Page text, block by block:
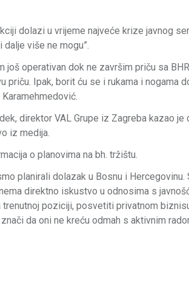
dolazi u vrijeme najveće krize javnog
više ne mogu”.
još operativan dok ne završim priču sa
priču. Ipak, borit ću se i rukama i nogama
direktor VAL Grupe iz Zagreba kazao
iz medija.
o planovima na bh. tržištu.
planirali dolazak u Bosnu i
direktno iskustvo u odnosima s
trenutnoj poziciji, posvetiti privatnom
da oni ne kreću odmah s aktivnim